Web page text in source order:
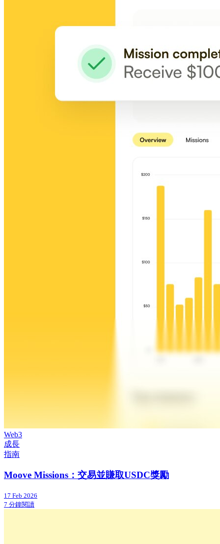
Web3
成長
指南
Moove Missions：交易並賺取USDC獎勵
17 Feb 2026
7 分鐘閱讀